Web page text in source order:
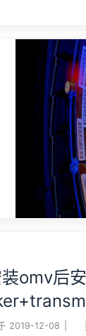
可以买10000积
度在每秒6M左右
有关，比如上传
28800积分（大
流量，足够普
利用baiduPCS-
左右，超过500M
，下载过程中尽
omv后
2019-12-08